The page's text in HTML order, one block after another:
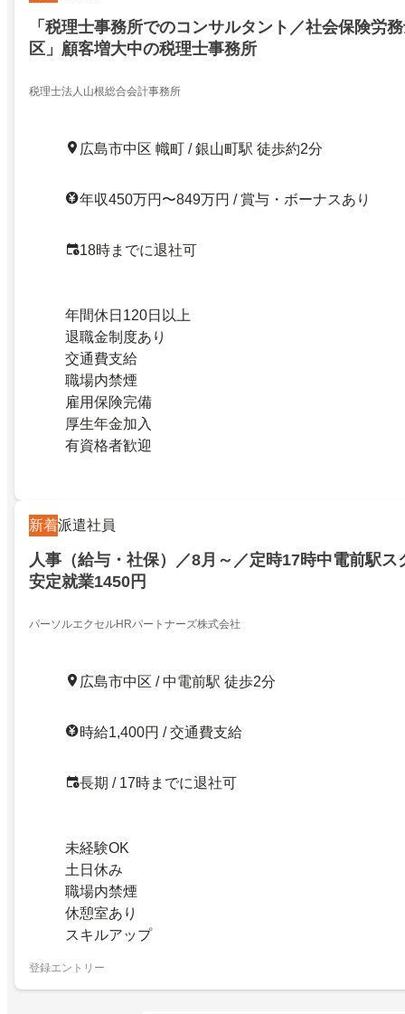
「税理士事務所でのコンサルタント／社会保険労
区」顧客増大中の税理士事務所
税理士法人山根総合会計事務所
広島市中区 幟町 / 銀山町駅 徒歩約2分
年収450万円〜849万円 / 賞与・ボーナスあり
18時までに退社可
年間休日120日以上
退職金制度あり
交通費支給
職場内禁煙
雇用保険完備
厚生年金加入
有資格者歓迎
新着派遣社員
人事（給与・社保）／8月～／定時17時中電前駅ス
安定就業1450円
パーソルエクセルHRパートナーズ株式会社
広島市中区 / 中電前駅 徒歩2分
時給1,400円 / 交通費支給
長期 / 17時までに退社可
未経験OK
土日休み
職場内禁煙
休憩室あり
スキルアップ
登録エントリー